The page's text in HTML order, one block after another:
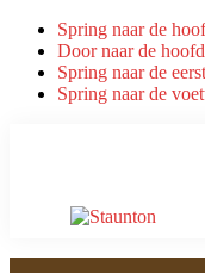
Spring naar de
Door naar de
Spring naar de
Spring naar de